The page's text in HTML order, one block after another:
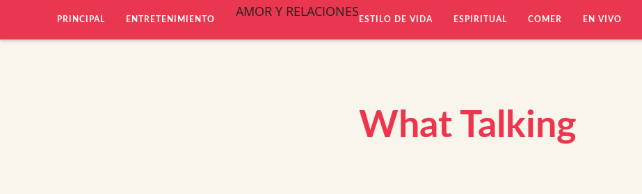
PRINCIPAL ENTRETENIMIENTO AMOR Y RELACIONES ESTILO DE VIDA ESPIRITUAL COMER EN VIVO
What Talking